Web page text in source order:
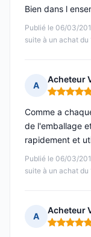
Publié le 06/03/
suite à un achat du
Bien dans l
A
Acheteur
Note : 5
Publié le 06/03/
suite à un achat
Comme a
de l'emballage
rapidement et
A
Acheteur
Note : 5